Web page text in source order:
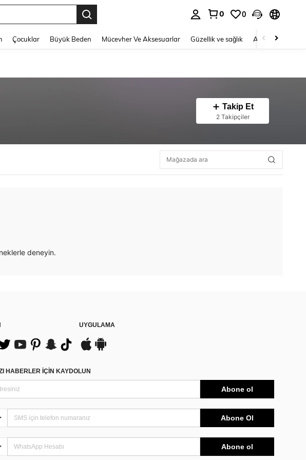
0 0
Çocuklar Büyük Beden Mücevher Ve Aksesuarlar Güzellik ve sağlık Ayakkabı
Takip Et
2 Takipçiler
deneyin.
UYGULAMA
HABERLER IÇIN KAYDOLUN
Abone ol
Abone Ol
Abone ol